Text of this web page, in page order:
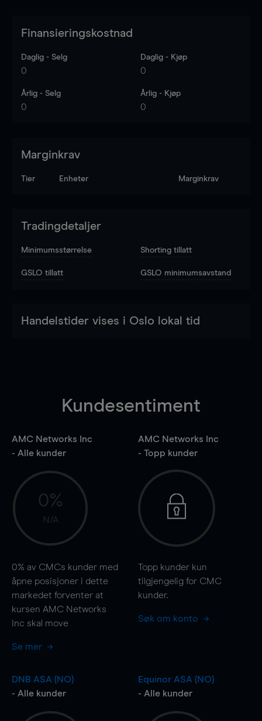
Finansieringskostnad
Daglig - Selg
0
Daglig - Kjøp
0
Årlig - Selg
0
Årlig - Kjøp
0
Marginkrav
Tier Enheter Marginkrav
Tradingdetaljer
Minimumsstørrelse Shorting tillatt
GSLO tillatt GSLO minimumsavstand
Handelstider vises i Oslo lokal tid
Kundesentiment
AMC Networks Inc
- Alle kunder
0%
N/A
0% av CMCs kunder med
åpne posisjoner i dette
markedet forventer at
kursen AMC Networks
Inc skal move
Se mer
AMC Networks Inc
- Topp kunder
Topp kunder kun
tilgjengelig for CMC
kunder.
Søk om konto
DNB ASA (NO)
- Alle kunder
Equinor ASA (NO)
- Alle kunder